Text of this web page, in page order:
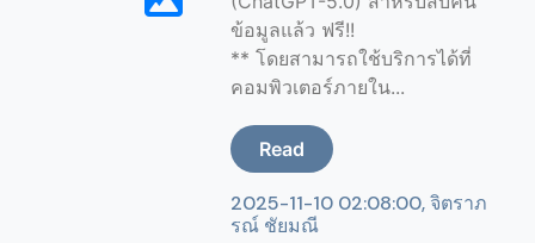
ข้อมูลแล้ว ฟรี!!
** โดยสามารถใช้บริการได้ที่
คอมพิวเตอร์ภายใน...
Read
2025-11-10 02:08:00, จิตราภ
รณ์ ชัยมณี